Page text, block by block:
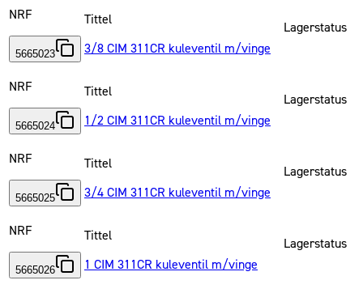
NRF
5665023
Tittel
3/8 CIM 311CR kuleventil m/vinge
Lagerstatus
NRF
5665024
Tittel
1/2 CIM 311CR kuleventil m/vinge
Lagerstatus
NRF
5665025
Tittel
3/4 CIM 311CR kuleventil m/vinge
Lagerstatus
NRF
5665026
Tittel
1 CIM 311CR kuleventil m/vinge
Lagerstatus